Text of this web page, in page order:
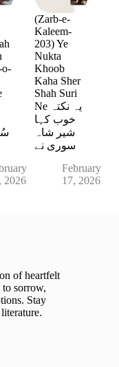
o-
2026
(Zarb-e-
Kaleem-
203) Ye
Nukta
Khoob
Kaha Sher
Shah Suri
Ne یہ نکتہ
خوب کہا
شیر شاہ
سوری نے
February
17, 2026
of heartfelt
to sorrow,
Stay